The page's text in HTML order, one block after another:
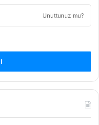
Unuttunuz mu?